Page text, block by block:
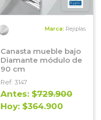
Marca: Rejiplas
Canasta mueble bajo
Diamante módulo de
90 cm
Ref: 3147
Antes: $729.900
Hoy: $364.900